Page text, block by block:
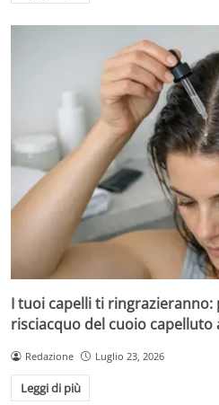
I tuoi capelli ti ringrazieranno:
risciacquo del cuoio
Redazione Luglio 23, 2026
Leggi di più